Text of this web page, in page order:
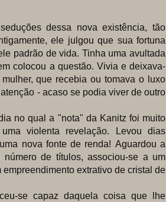
dessa nova existência, tão
ele julgou que sua fortuna
padrão de vida. Tinha uma avultada
colocou a questão. Vivia e deixava-
que recebia ou tomava o luxo
- acaso se podia viver de outro
no qual a "nota" da Kanitz foi muito
violenta revelação. Levou dias
nova fonte de renda! Aguardou a
número de títulos, associou-se a um
extrativo de cristal de
se capaz daquela coisa que lhe